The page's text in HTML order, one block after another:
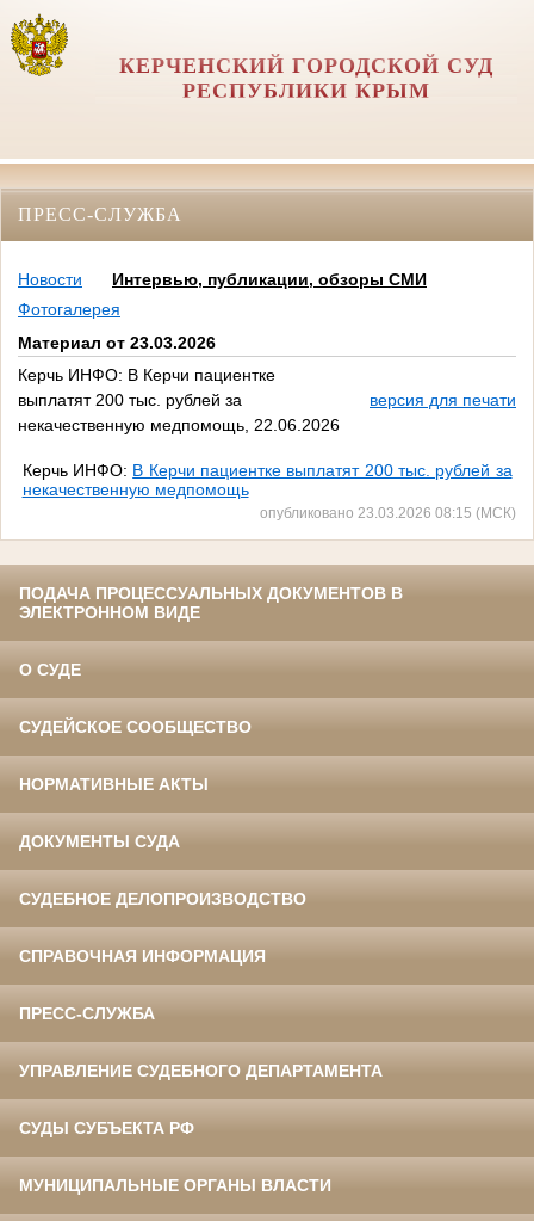
КЕРЧЕНСКИЙ ГОРОДСКОЙ СУД
РЕСПУБЛИКИ КРЫМ
ПРЕСС-СЛУЖБА
Новости
Интервью, публикации, обзоры СМИ
Фотогалерея
Материал от 23.03.2026
Керчь ИНФО: В Керчи пациентке
выплатят 200 тыс. рублей за
некачественную медпомощь, 22.06.2026
версия для печати
Керчь ИНФО: В Керчи пациентке выплатят 200 тыс. рублей за
некачественную медпомощь
опубликовано 23.03.2026 08:15 (МСК)
ПОДАЧА ПРОЦЕССУАЛЬНЫХ ДОКУМЕНТОВ В
ЭЛЕКТРОННОМ ВИДЕ
О СУДЕ
СУДЕЙСКОЕ СООБЩЕСТВО
НОРМАТИВНЫЕ АКТЫ
ДОКУМЕНТЫ СУДА
СУДЕБНОЕ ДЕЛОПРОИЗВОДСТВО
СПРАВОЧНАЯ ИНФОРМАЦИЯ
ПРЕСС-СЛУЖБА
УПРАВЛЕНИЕ СУДЕБНОГО ДЕПАРТАМЕНТА
СУДЫ СУБЪЕКТА РФ
МУНИЦИПАЛЬНЫЕ ОРГАНЫ ВЛАСТИ